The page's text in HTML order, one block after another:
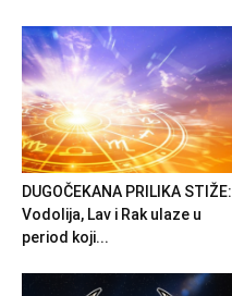
DUGOČEKANA PRILIKA STIŽE:
Vodolija, Lav i Rak ulaze u
period koji...